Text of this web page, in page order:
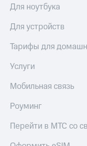
Для ноутбука
Для устройств
Тарифы для
Услуги
Мобильная связь
Роуминг
Перейти в МТС со